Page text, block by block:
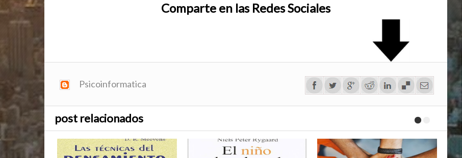
Comparte en las Redes Sociales
Psicoinformatica
post relacionados